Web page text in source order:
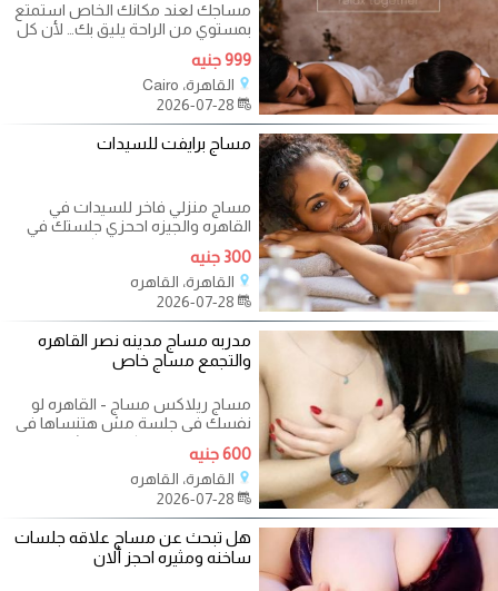
مساجك لعند مكانك الخاص استمتع
بمستوي من الراحة يليق بك… لأن كل
رح - القاهره تجربة استرخاء
999 جنيه
القاهرة، Cairo
مساج برايفت للسيدات
مساج منزلي فاخر للسيدات في
القاهره والجيزه اححزي جلستك في
منزلك يصلك مدربينا اي كان ويوجد
الله
300 جنيه
القاهرة، القاهره
مدربه مساج مدينه نصر القاهره
والتجمع مساج خاص
مساج ريلاكس مساج - القاهره لو
نفسك فى جلسة مش هتنساها فى
حياتك يبقي لازم تكلمنى عشان
جلساتنا كلها
600 جنيه
القاهرة، القاهره
هل تبحث عن مساج علاقه جلسات
ساخنه ومثيره احجز ألان